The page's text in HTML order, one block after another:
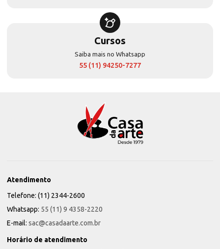
Cursos
Saiba mais no Whatsapp
55 (11) 94250-7277
Atendimento
Telefone: (11) 2344-2600
Whatsapp: 55 (11) 9 4358-2220
E-mail: sac@casadaarte.com.br
Horário de atendimento